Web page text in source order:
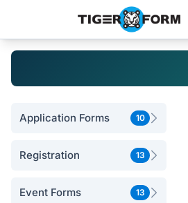
Application Forms 10
Registration 13
Event Forms 13